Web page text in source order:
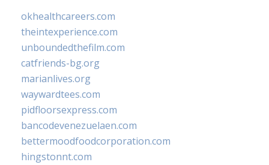
okhealthcareers.com
theintexperience.com
unboundedthefilm.com
catfriends-bg.org
marianlives.org
waywardtees.com
pidfloorsexpress.com
bancodevenezuelaen.com
bettermoodfoodcorporation.com
hingstonnt.com